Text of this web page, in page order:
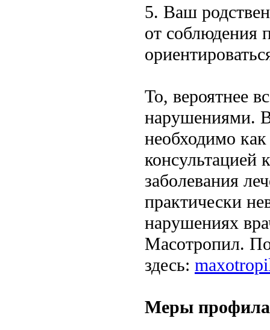
5. Ваш
от соблюдения
То, вероятнее
нарушениями. В
необходимо
консультацией
заболевания
практически
нарушениях
Масотропил.
здесь:
Меры